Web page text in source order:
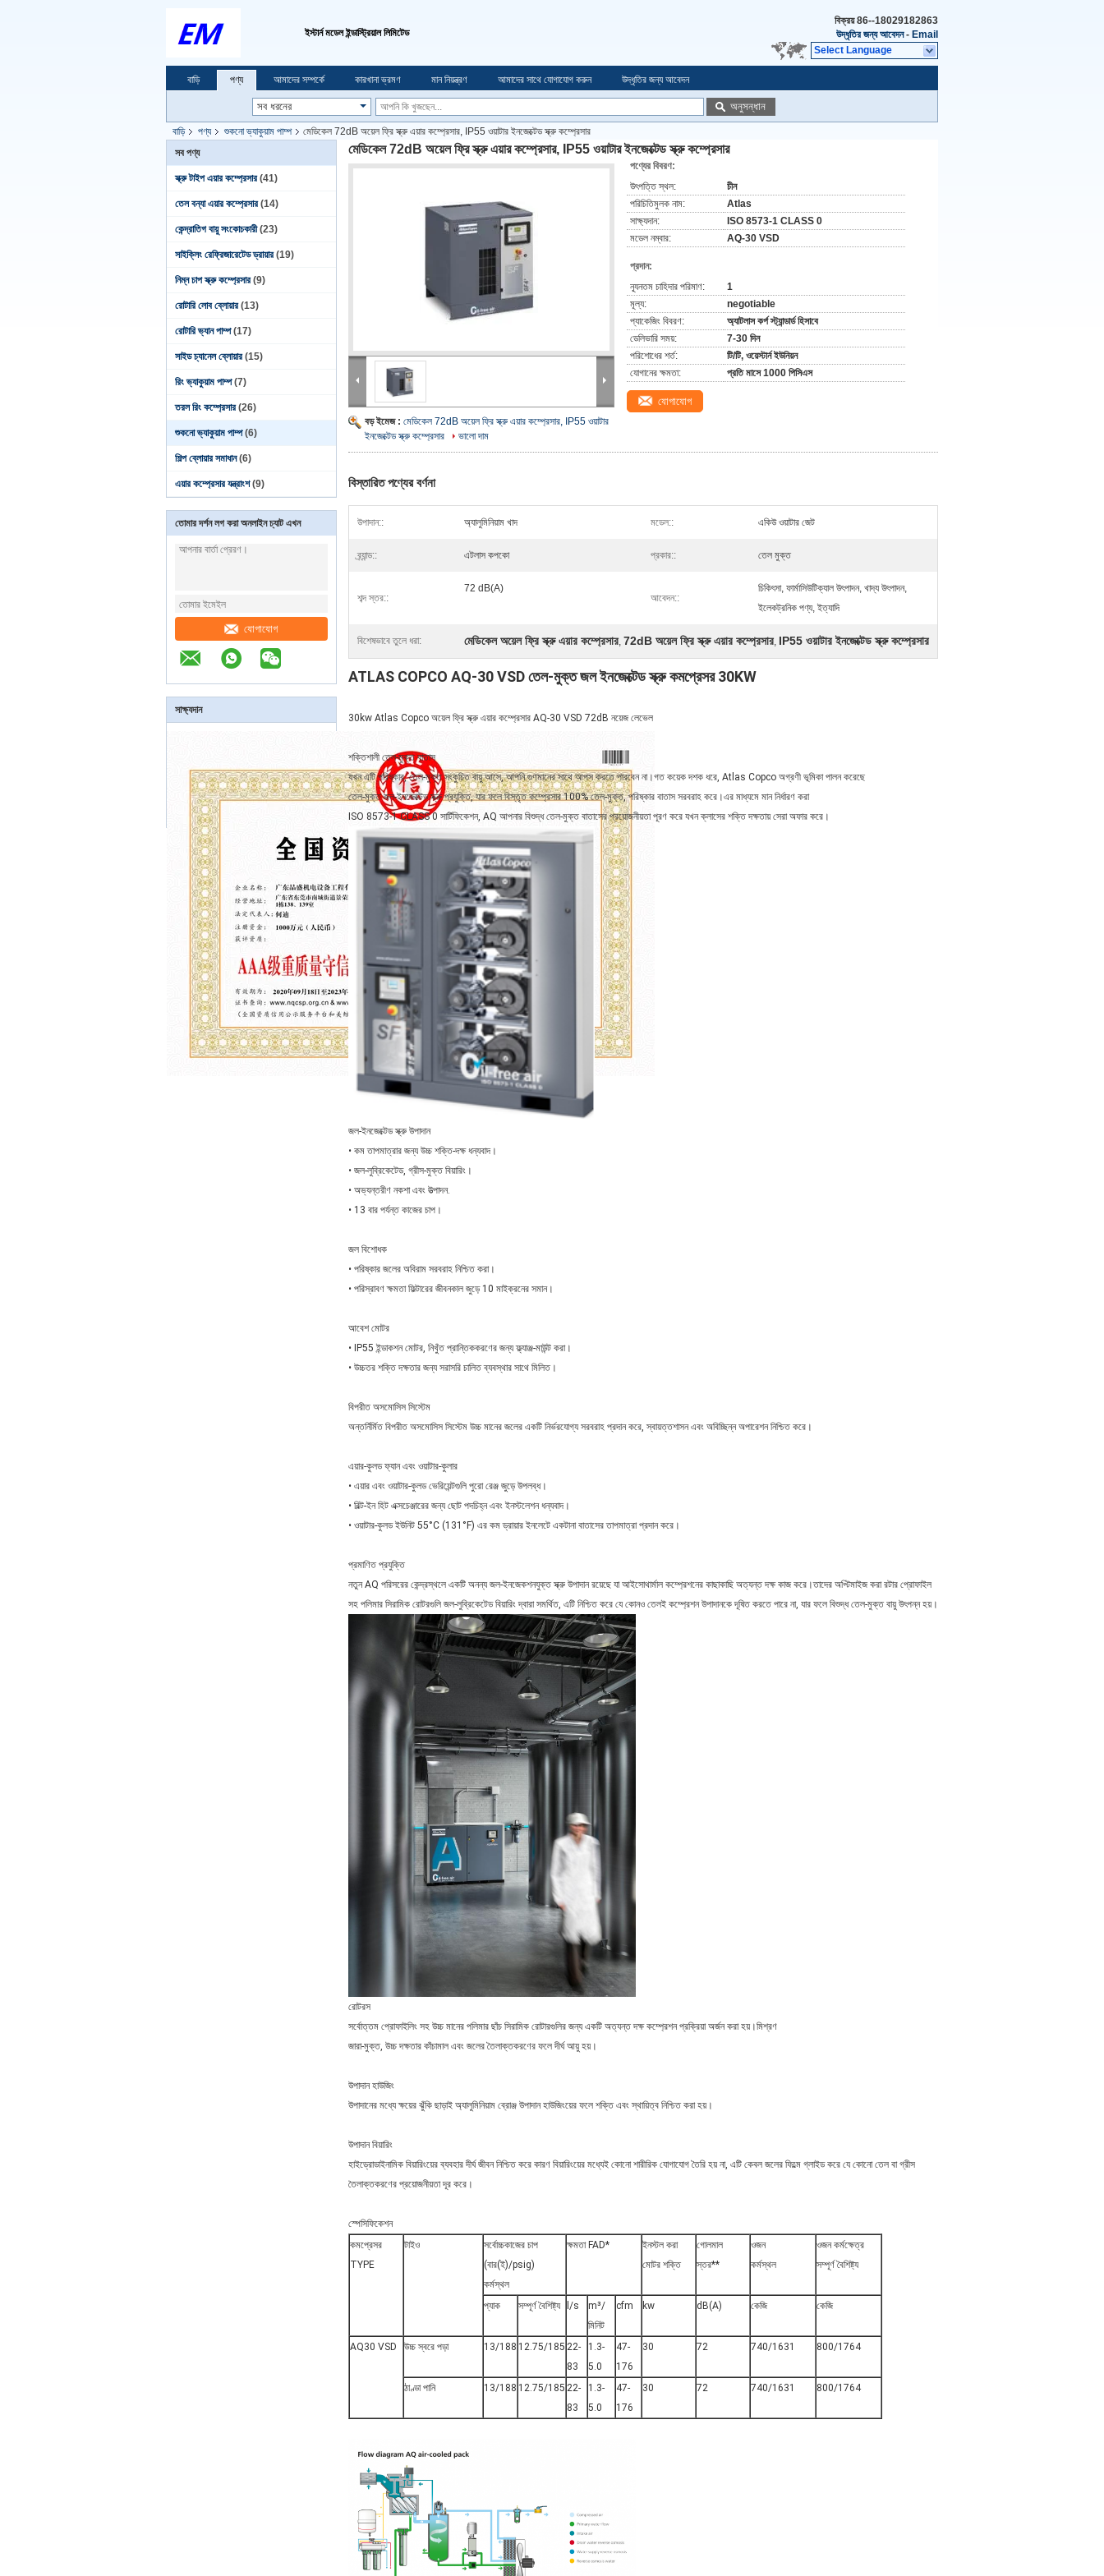
ইস্টার্ন মডেল ইন্ডাস্ট্রিয়াল লিমিটেড
বিক্রয়86--18029182863
উদ্ধৃতির জন্য আবেদন- Email
Select Language
বাড়ি পণ্য আমাদের সম্পর্কে কারখানা ভ্রমণ মান নিয়ন্ত্রণ আমাদের সাথে যোগাযোগ করুন উদ্ধৃতির জন্য আবেদন
অনুসন্ধান
বাড়ি পণ্য শুকনো ভ্যাকুয়াম পাম্প
মেডিকেল 72dB অয়েল ফ্রি স্ক্রু এয়ার কম্প্রেসার, IP55 ওয়াটার ইনজেক্টেড স্ক্রু কম্প্রেসার
সব পণ্য
স্ক্রু টাইপ এয়ার কম্প্রেসার (41)
তেল বন্যা এয়ার কম্প্রেসার (14)
কেন্দ্রাতিগ বায়ু সংকোচকারী (23)
সাইক্লিং রেফ্রিজারেটেড ড্রায়ার (19)
নিম্ন চাপ স্ক্রু কম্প্রেসার (9)
রোটারি লোব ব্লোয়ার (13)
রোটারি ভ্যান পাম্প (17)
সাইড চ্যানেল ব্লোয়ার (15)
রিং ভ্যাকুয়াম পাম্প (7)
তরল রিং কম্প্রেসার (26)
শুকনো ভ্যাকুয়াম পাম্প (6)
শিল্প ব্লোয়ার সমাধান (6)
এয়ার কম্প্রেসার যন্ত্রাংশ (9)
তোমার দর্শন লগ করা অনলাইন চ্যাট এখন
যোগাযোগ
সাক্ষ্যদান
মেডিকেল 72dB অয়েল ফ্রি স্ক্রু এয়ার কম্প্রেসার, IP55 ওয়াটার ইনজেক্টেড স্ক্রু কম্প্রেসার
বড় ইমেজ : মেডিকেল 72dB অয়েল ফ্রি স্ক্রু এয়ার কম্প্রেসার, IP55 ওয়াটার
ইনজেক্টেড স্ক্রু কম্প্রেসার
ভালো দাম
পণ্যের বিবরণ:
উৎপত্তি স্থল:
চীন
পরিচিতিমুলক নাম:
Atlas
সাক্ষ্যদান:
ISO 8573-1 CLASS 0
মডেল নম্বার:
AQ-30 VSD
প্রদান:
ন্যূনতম চাহিদার পরিমাণ:
1
মূল্য:
negotiable
প্যাকেজিং বিবরণ:
অ্যাটলাস কর্প স্ট্যান্ডার্ড হিসাবে
ডেলিভারি সময়:
7-30 দিন
পরিশোধের শর্ত:
টি/টি, ওয়েস্টার্ন ইউনিয়ন
যোগানের ক্ষমতা:
প্রতি মাসে 1000 পিসিএস
যোগাযোগ
বিস্তারিত পণ্যের বর্ণনা
উপাদান:: অ্যালুমিনিয়াম খাদ মডেল:: একিউ ওয়াটার জেট
ব্র্যান্ড:: এটলাস কপকো প্রকার:: তেল মুক্ত
শব্দ স্তর::
72 dB(A)
আবেদন::
চিকিৎসা, ফার্মাসিউটিক্যাল উৎপাদন, খাদ্য উৎপাদন,
ইলেকট্রনিক পণ্য, ইত্যাদি
বিশেষভাবে তুলে ধরা: মেডিকেল অয়েল ফ্রি স্ক্রু এয়ার কম্প্রেসার, 72dB অয়েল ফ্রি স্ক্রু এয়ার কম্প্রেসার, IP55 ওয়াটার ইনজেক্টেড স্ক্রু কম্প্রেসার
ATLAS COPCO AQ-30 VSD তেল-মুক্ত জল ইনজেক্টেড স্ক্রু কমপ্রেসর 30KW
30kw Atlas Copco অয়েল ফ্রি স্ক্রু এয়ার কম্প্রেসার AQ-30 VSD 72dB নয়েজ লেভেল
শক্তিশালী তেল-মুক্ত বাতাস
যখন এটি পরিষ্কার, তেল-মুক্ত সংকুচিত বায়ু আসে, আপনি গুণমানের সাথে আপস করতে পারবেন না।গত কয়েক দশক ধরে, Atlas Copco অগ্রণী ভূমিকা পালন করেছে
তেল-মুক্ত জল-ইনজেক্টেড স্ক্রু প্রযুক্তি, যার ফলে বিস্তৃত কম্প্রেসার 100% তেল-মুক্ত, পরিষ্কার বাতাস সরবরাহ করে।এর মাধ্যমে মান নির্ধারণ করা
ISO 8573-1 CLASS 0 সার্টিফিকেশন, AQ আপনার বিশুদ্ধ তেল-মুক্ত বাতাসের প্রয়োজনীয়তা পূরণ করে যখন ক্লাসের শক্তি দক্ষতায় সেরা অফার করে।
জল-ইনজেক্টেড স্ক্রু উপাদান
• কম তাপমাত্রার জন্য উচ্চ শক্তি-দক্ষ ধন্যবাদ।
• জল-লুব্রিকেটেড, গ্রীস-মুক্ত বিয়ারিং।
• অভ্যন্তরীণ নকশা এবং উত্পাদন.
• 13 বার পর্যন্ত কাজের চাপ।
জল বিশোধক
• পরিষ্কার জলের অবিরাম সরবরাহ নিশ্চিত করা।
• পরিস্রাবণ ক্ষমতা ফিল্টারের জীবনকাল জুড়ে 10 মাইক্রনের সমান।
আবেশ মোটর
• IP55 ইন্ডাকশন মোটর, নিখুঁত প্রান্তিককরণের জন্য ফ্ল্যাঞ্জ-মাউন্ট করা।
• উচ্চতর শক্তি দক্ষতার জন্য সরাসরি চালিত ব্যবস্থার সাথে মিলিত।
বিপরীত অসমোসিস সিস্টেম
অন্তর্নির্মিত বিপরীত অসমোসিস সিস্টেম উচ্চ মানের জলের একটি নির্ভরযোগ্য সরবরাহ প্রদান করে, স্বায়ত্তশাসন এবং অবিচ্ছিন্ন অপারেশন নিশ্চিত করে।
এয়ার-কুলড ফ্যান এবং ওয়াটার-কুলার
• এয়ার এবং ওয়াটার-কুলড ভেরিয়েন্টগুলি পুরো রেঞ্জ জুড়ে উপলব্ধ।
• বিল্ট-ইন হিট এক্সচেঞ্জারের জন্য ছোট পদচিহ্ন এবং ইনস্টলেশন ধন্যবাদ।
• ওয়াটার-কুলড ইউনিট 55°C (131°F) এর কম ড্রায়ার ইনলেটে একটানা বাতাসের তাপমাত্রা প্রদান করে।
প্রমাণিত প্রযুক্তি
নতুন AQ পরিসরের কেন্দ্রস্থলে একটি অনন্য জল-ইনজেকশনযুক্ত স্ক্রু উপাদান রয়েছে যা আইসোথার্মাল কম্প্রেশনের কাছাকাছি অত্যন্ত দক্ষ কাজ করে।তাদের অপ্টিমাইজ করা রটার প্রোফাইল
সহ পলিমার সিরামিক রোটরগুলি জল-লুব্রিকেটেড বিয়ারিং দ্বারা সমর্থিত, এটি নিশ্চিত করে যে কোনও তেলই কম্প্রেশন উপাদানকে দূষিত করতে পারে না, যার ফলে বিশুদ্ধ তেল-মুক্ত বায়ু উৎপন্ন হয়।
রোটরস
সর্বোত্তম প্রোফাইলিং সহ উচ্চ মানের পলিমার ছাঁচ সিরামিক রোটারগুলির জন্য একটি অত্যন্ত দক্ষ কম্প্রেশন প্রক্রিয়া অর্জন করা হয়।মিশ্রণ
জারা-মুক্ত, উচ্চ দক্ষতার কাঁচামাল এবং জলের তৈলাক্তকরণের ফলে দীর্ঘ আয়ু হয়।
উপাদান হাউজিং
উপাদানের মধ্যে ক্ষয়ের ঝুঁকি ছাড়াই অ্যালুমিনিয়াম ব্রোঞ্জ উপাদান হাউজিংয়ের ফলে শক্তি এবং স্থায়িত্ব নিশ্চিত করা হয়।
উপাদান বিয়ারিং
হাইড্রোডাইনামিক বিয়ারিংয়ের ব্যবহার দীর্ঘ জীবন নিশ্চিত করে কারণ বিয়ারিংয়ের মধ্যেই কোনো শারীরিক যোগাযোগ তৈরি হয় না, এটি কেবল জলের ফিল্মে গ্লাইড করে যে কোনো তেল বা গ্রীস
তৈলাক্তকরণের প্রয়োজনীয়তা দূর করে।
স্পেসিফিকেশন
কমপ্রেসর
TYPE
টাইও
সর্বোচ্চকাজের চাপ
(বার(ই)/psig)
কর্মস্থল
ক্ষমতা FAD*
ইনস্টল করা
মোটর শক্তি
গোলমাল
স্তর**
ওজন
কর্মস্থল
ওজন কর্মক্ষেত্র
সম্পূর্ণ বৈশিষ্ট্য
প্যাক সম্পূর্ণ বৈশিষ্ট্য l/s
m³/
মিনিট
cfm kw dB(A) কেজি কেজি
AQ30 VSD উচ্চ স্বরে পড়া 13/188 12.75/185 22-
83
1.3-
5.0
47-
176
30 72 740/1631 800/1764
ঠাণ্ডা পানি 13/188 12.75/185 22-
83
1.3-
5.0
47-
176
30 72 740/1631 800/1764